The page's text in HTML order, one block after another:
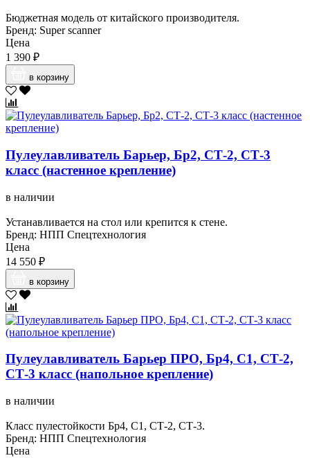
Бюджетная модель от китайского производителя.
Бренд: Super scanner
Цена
1 390 ₽
в корзину
Пулеулавливатель Барьер, Бр2, СТ-2, СТ-3
класс (настенное крепление)
в наличии
Устанавливается на стол или крепится к стене.
Бренд: НПП Спецтехнология
Цена
14 550 ₽
в корзину
Пулеулавливатель Барьер ПРО, Бр4, С1, СТ-2,
СТ-3 класс (напольное крепление)
в наличии
Класс пулестойкости Бр4, С1, СТ-2, СТ-3.
Бренд: НПП Спецтехнология
Цена